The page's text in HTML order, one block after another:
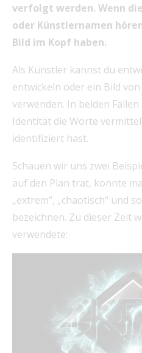
verfolgt werden. Wenn
oder Künstlernamen
Bild im Kopf haben.
Als Künstler kannst du
entwickeln oder ein Bild
verwenden. In beiden
Identität die Worte
identifiziert hast.
Schauen wir uns zwei
auf den Plan trat, konnte
„extrem“, „chaotisch“ und
bezeichnen. Zu dieser Zeit
verwendete: